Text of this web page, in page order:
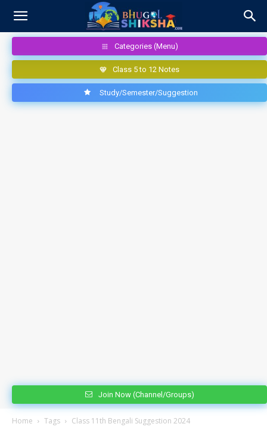
Categories (Menu)
Class 5 to 12 Notes
Study/Semester/Suggestion
Join Now (Channel/Groups)
Home Tags Class 11th Bengali Suggestion 2024